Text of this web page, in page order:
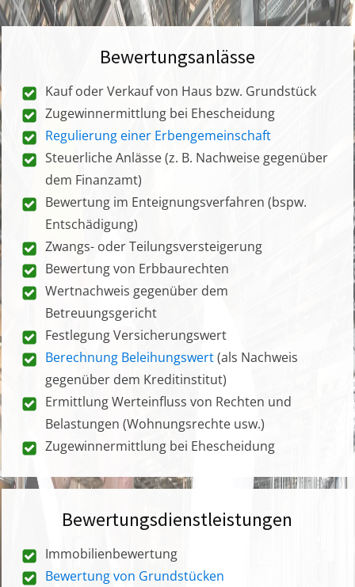
Bewertungsanlässe
Kauf oder Verkauf von Haus bzw. Grundstück
Zugewinnermittlung bei Ehescheidung
Regulierung einer Erbengemeinschaft
Steuerliche Anlässe (z. B. Nachweise gegenüber
dem Finanzamt)
Bewertung im Enteignungsverfahren (bspw.
Entschädigung)
Zwangs- oder Teilungsversteigerung
Bewertung von Erbbaurechten
Wertnachweis gegenüber dem
Betreuungsgericht
Festlegung Versicherungswert
Berechnung Beleihungswert(als Nachweis
gegenüber dem Kreditinstitut)
Ermittlung Werteinfluss von Rechten und
Belastungen (Wohnungsrechte usw.)
Zugewinnermittlung bei Ehescheidung
Bewertungsdienstleistungen
Immobilienbewertung
Bewertung von Grundstücken